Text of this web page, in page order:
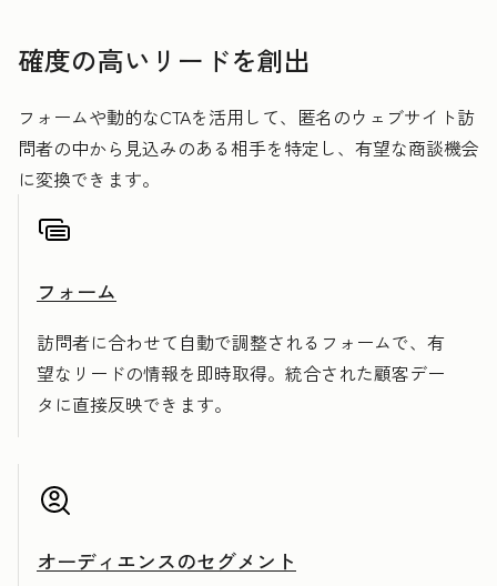
確度の高いリードを創出
フォームや動的なCTAを活用して、匿名のウェブサイト訪
問者の中から見込みのある相手を特定し、有望な商談機会
に変換できます。
フォーム
訪問者に合わせて自動で調整されるフォームで、有
望なリードの情報を即時取得。統合された顧客デー
タに直接反映できます。
オーディエンスのセグメント